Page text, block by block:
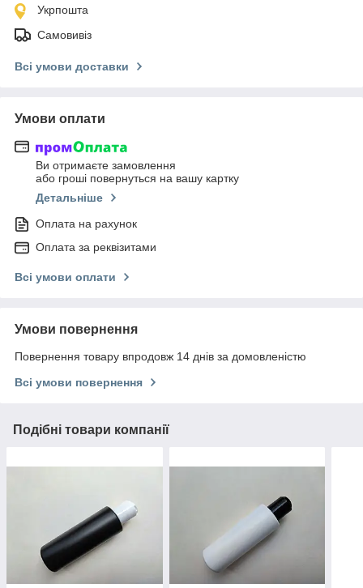
Укрпошта
Самовивіз
Всі умови доставки
Умови оплати
Ви отримаєте замовлення
або гроші повернуться на вашу картку
Детальніше
Оплата на рахунок
Оплата за реквізитами
Всі умови оплати
Умови повернення
Повернення товару впродовж 14 днів за домовленістю
Всі умови повернення
Подібні товари компанії